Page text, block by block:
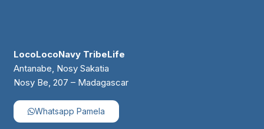
LocoLocoNavy TribeLife
Antanabe, Nosy Sakatia
Nosy Be, 207 – Madagascar
Whatsapp Pamela